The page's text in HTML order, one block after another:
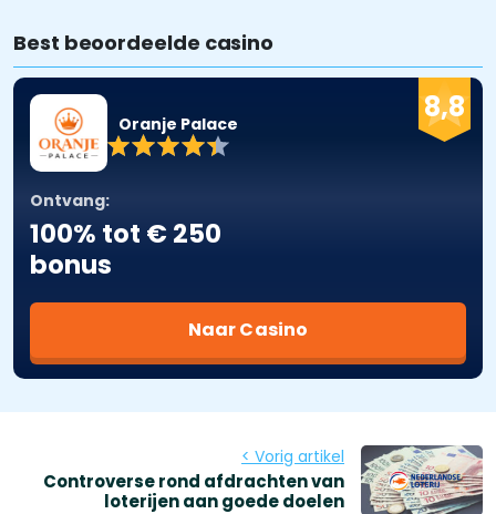
Best beoordeelde casino
8,8
Oranje Palace
Ontvang:
100% tot € 250
bonus
Naar Casino
< Vorig artikel
Controverse rond afdrachten van
loterijen aan goede doelen